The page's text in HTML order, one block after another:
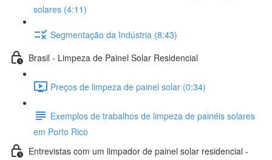
solares (4:11)
Segmentação da Indústria (8:43)
Brasil - Limpeza de Painel Solar Residencial
Preços de limpeza de painel solar (0:34)
Exemplos de trabalhos de limpeza de painéis solares
em Porto Rico
Entrevistas com um limpador de painel solar residencial -